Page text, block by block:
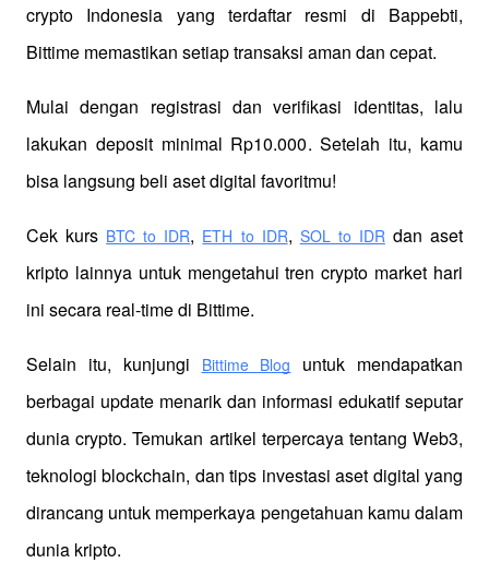
crypto Indonesia yang terdaftar resmi di Bappebti,
Bittime memastikan setiap transaksi aman dan cepat.
Mulai dengan registrasi dan verifikasi identitas, lalu
lakukan deposit minimal Rp10.000. Setelah itu, kamu
bisa langsung beli aset digital favoritmu!
Cek kurs BTC to IDR, ETH to IDR, SOL to IDR dan aset
kripto lainnya untuk mengetahui tren crypto market hari
ini secara real-time di Bittime.
Selain itu, kunjungi Bittime Blog
untuk mendapatkan
berbagai update menarik dan informasi edukatif seputar
dunia crypto. Temukan artikel terpercaya tentang Web3,
teknologi blockchain, dan tips investasi aset digital yang
dirancang untuk memperkaya pengetahuan kamu dalam
dunia kripto.